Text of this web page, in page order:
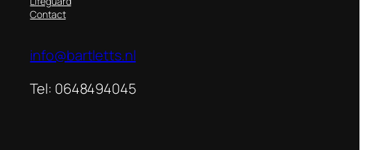
Contact
info@bartletts.nl
Tel: 0648494045